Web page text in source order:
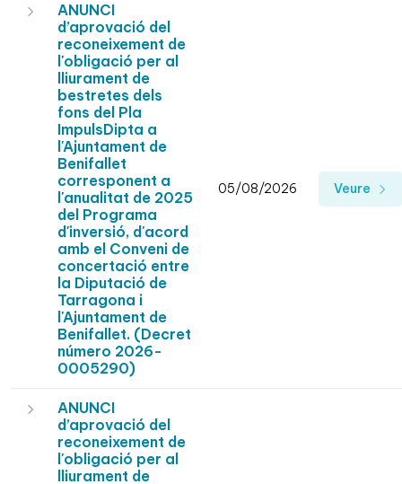
ANUNCI
d’aprovació del
reconeixement de
l'obligació per al
lliurament de
bestretes dels
fons del Pla
ImpulsDipta a
l'Ajuntament de
Benifallet
corresponent a
l'anualitat de 2025
del Programa
d'inversió, d'acord
amb el Conveni de
concertació entre
la Diputació de
Tarragona i
l'Ajuntament de
Benifallet. (Decret
número 2026-
0005290)
05/08/2026 Veure
ANUNCI
d’aprovació del
reconeixement de
l'obligació per al
lliurament de